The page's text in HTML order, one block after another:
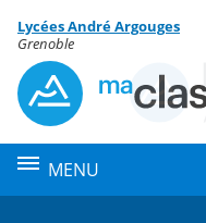
Menu de la rubrique
Contenu
Lycées André Argouges
Grenoble
MENU